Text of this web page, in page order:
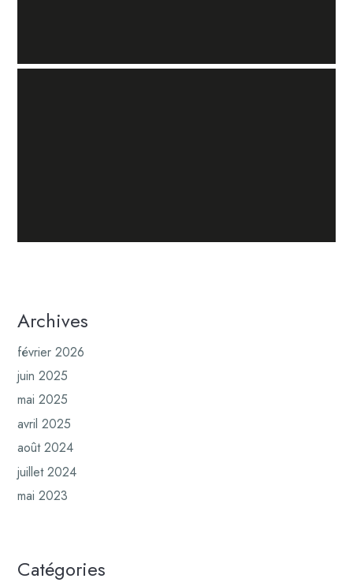
Archives
février 2026
juin 2025
mai 2025
avril 2025
août 2024
juillet 2024
mai 2023
Catégories